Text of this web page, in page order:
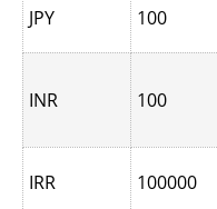
JPY 100
INR 100
IRR 100000